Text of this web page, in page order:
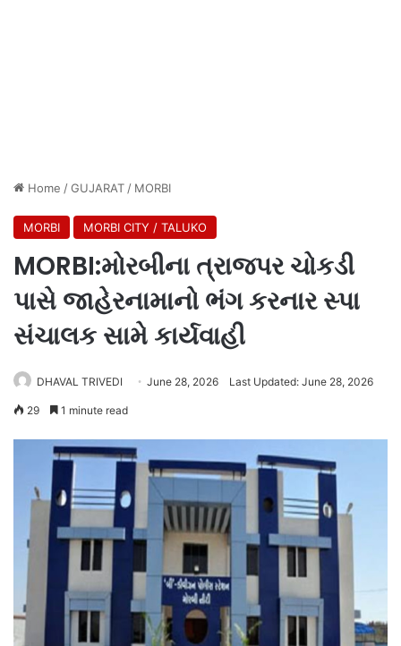
Home /GUJARAT / MORBI
MORBI MORBI CITY / TALUKO
MORBI:મોરબીના ત્રાજપર ચોકડી
પાસે જાહેરનામાનો ભંગ કરનાર સ્પા
સંચાલક સામે કાર્યવાહી
DHAVAL TRIVEDI June 28, 2026 Last Updated: June 28, 2026
29 1 minute read